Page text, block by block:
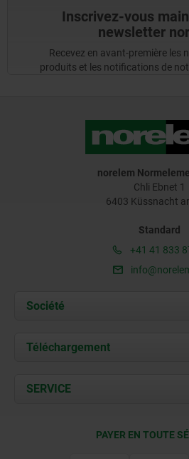
Inscrivez-vous
newsletter
Recevez en avant-première les
produits et les notifications de
norelem
Chli Ebnet 1
6403 Küssnacht
Standard
+41 41 833
Société
À propos de nous
Contact
Téléchargement
Documents
SERVICE
PAYER EN TOUTE